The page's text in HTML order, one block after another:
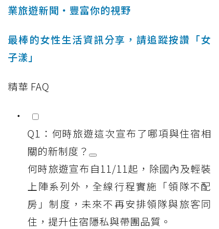
業旅遊新聞‧豐富你的視野
最棒的女性生活資訊分享，請追蹤按讚「女
子漾」
精華 FAQ
Q1：何時旅遊這次宣布了哪項與住宿相
關的新制度？
何時旅遊宣布自11/11起，除國內及輕裝
上陣系列外，全線行程實施「領隊不配
房」制度，未來不再安排領隊與旅客同
住，提升住宿隱私與帶團品質。